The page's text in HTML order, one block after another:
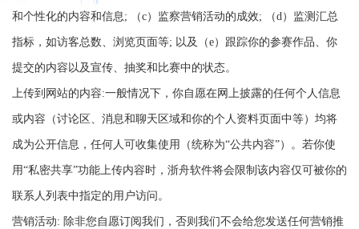
和个性化的内容和信息; （c）监察营销活动的成效; （d）监测汇总
指标，如访客总数、浏览页面等; 以及（e）跟踪你的参赛作品、你
提交的内容以及宣传、抽奖和比赛中的状态。
上传到网站的内容:一般情况下，你自愿在网上披露的任何个人信息
或内容（讨论区、消息和聊天区域和你的个人资料页面中等）均将
成为公开信息，任何人可收集使用（统称为“公共内容”）。若你使
用“私密共享”功能上传内容时，浙舟软件将会限制该内容仅可被你的
联系人列表中指定的用户访问。
营销活动: 除非您自愿订阅我们，否则我们不会给您发送任何营销推